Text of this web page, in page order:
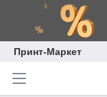
Принт-Маркет